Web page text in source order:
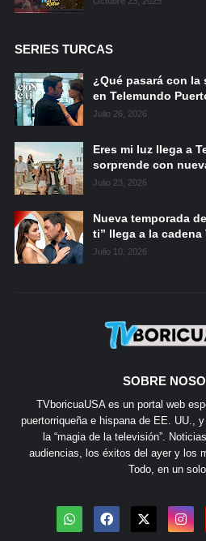
SERIES TURCAS
¿Qué pasará con la
en Telemundo
Julio 26, 2026
Eres mi luz llega a
sorprende con
Julio 23, 2026
Nueva temporada
ti” llega a la cadena
Julio 10, 2026
SOBRE
TVboricuaUSA es un portal web
puertorriqueña e hispana de EE. UU.,
la “magia de la televisión”.
audiencias, los éxitos del ayer y los
Todo, en un